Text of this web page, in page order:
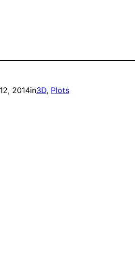
2014in3D, Plots